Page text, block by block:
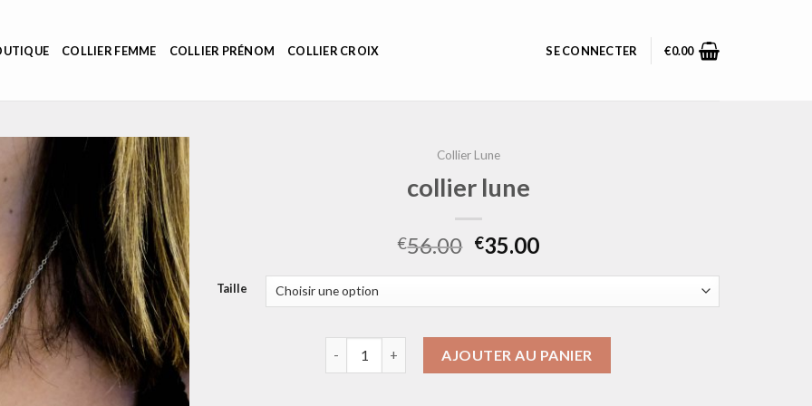
COLLIER FEMME COLLIER PRÉNOM COLLIER CROIX SE CONNECTER €0.00
Collier Lune
collier lune
€56.00 €35.00
Taille
AJOUTER AU PANIER